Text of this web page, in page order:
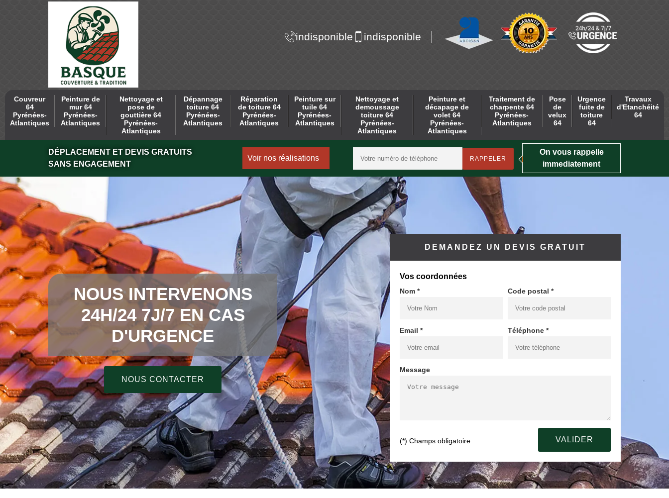
indisponible indisponible
Couvreur
64
Pyrénées-
Atlantiques
Peinture de
mur 64
Pyrénées-
Atlantiques
Nettoyage et
pose de
gouttière 64
Pyrénées-
Atlantiques
Dépannage
toiture 64
Pyrénées-
Atlantiques
Réparation
de toiture 64
Pyrénées-
Atlantiques
Peinture sur
tuile 64
Pyrénées-
Atlantiques
Nettoyage et
demoussage
toiture 64
Pyrénées-
Atlantiques
Peinture et
décapage de
volet 64
Pyrénées-
Atlantiques
Traitement de
charpente 64
Pyrénées-
Atlantiques
Pose
de
velux
64
Urgence
fuite de
toiture
64
Travaux
d'Etanchéité
64
DÉPLACEMENT ET DEVIS GRATUITS
SANS ENGAGEMENT
Voir nos réalisations
On vous rappelle
immediatement
NOUS INTERVENONS
24H/24 7J/7 EN CAS
D'URGENCE
NOUS CONTACTER
DEMANDEZ UN DEVIS GRATUIT
Vos coordonnées
Nom * Code postal *
Email * Téléphone *
Message
(*) Champs obligatoire